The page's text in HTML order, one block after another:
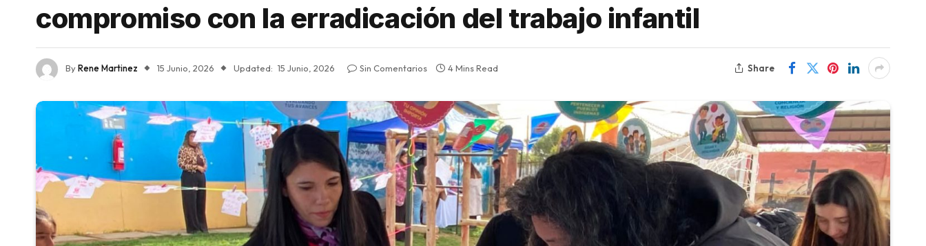
compromiso con la erradicación del trabajo infantil
ByRene Martinez 15 Junio, 2026 Updated: 15 Junio, 2026 Sin Comentarios 4 Mins Read Share